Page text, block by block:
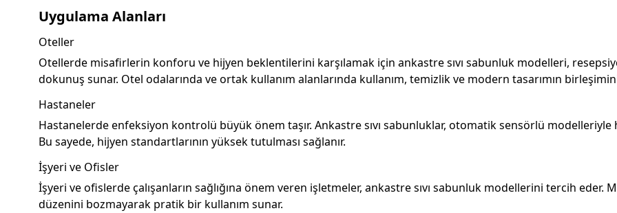
Uygulama Alanları
Oteller
Otellerde misafirlerin konforu ve hijyen beklentilerini karşılamak için ankastre sıvı sabunluk modelleri,
dokunuş sunar. Otel odalarında ve ortak kullanım alanlarında kullanım, temizlik ve modern tasarımın
Hastaneler
Hastanelerde enfeksiyon kontrolü büyük önem taşır. Ankastre sıvı sabunluklar, otomatik sensörlü modelleriyle
Bu sayede, hijyen standartlarının yüksek tutulması sağlanır.
İşyeri ve Ofisler
İşyeri ve ofislerde çalışanların sağlığına önem veren işletmeler, ankastre sıvı sabunluk modellerini tercih eder.
düzenini bozmayarak pratik bir kullanım sunar.